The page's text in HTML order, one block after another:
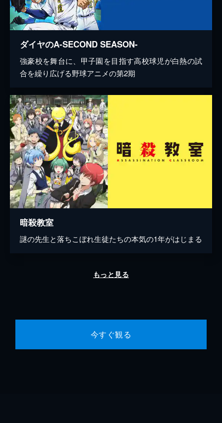
ダイヤのA-SECOND SEASON-
強豪校を舞台に、甲子園を目指す高校球児が白熱の試
合を繰り広げる野球アニメの第2期
暗殺教室
謎の先生と落ちこぼれ生徒たちの本気の1年がはじまる
もっと見る
今すぐ観る